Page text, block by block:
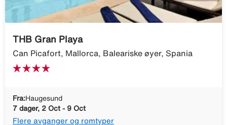
THB Gran Playa
Can Picafort, Mallorca, Baleariske øyer, Spania
Fra:Haugesund
7 dager, 2 Oct - 9 Oct
Flere avganger og romtyper